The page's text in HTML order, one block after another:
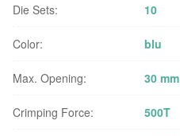
Die Sets: 10
Color: blu
Max. Opening: 30 mm
Crimping Force: 500T